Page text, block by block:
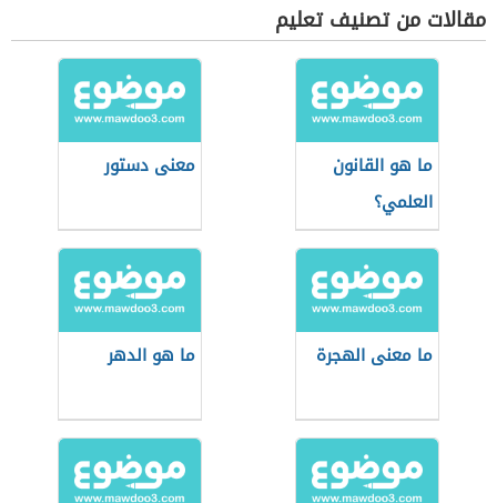
مقالات من تصنيف تعليم
ما هو القانون
العلمي؟
معنى دستور
ما معنى الهجرة ما هو الدهر